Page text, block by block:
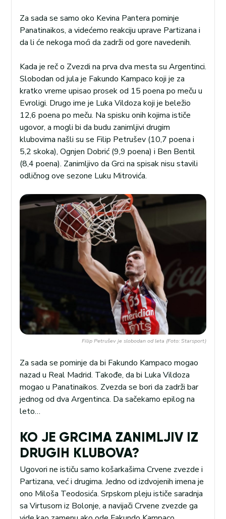
Za sada se samo oko Kevina Pantera pominje
Panatinaikos, a videćemo reakciju uprave Partizana i
da li će nekoga moći da zadrži od gore navedenih.
Kada je reč o Zvezdi na prva dva mesta su Argentinci.
Slobodan od jula je Fakundo Kampaco koji je za
kratko vreme upisao prosek od 15 poena po meču u
Evroligi. Drugo ime je Luka Vildoza koji je beležio
12,6 poena po meču. Na spisku onih kojima ističe
ugovor, a mogli bi da budu zanimljivi drugim
klubovima našli su se Filip Petrušev (10,7 poena i
5,2 skoka), Ognjen Dobrić (9,9 poena) i Ben Bentil
(8,4 poena). Zanimljivo da Grci na spisak nisu stavili
odličnog ove sezone Luku Mitrovića.
Filip Petrušev je slobodan od leta (Foto: Starsport)
Za sada se pominje da bi Fakundo Kampaco mogao
nazad u Real Madrid. Takođe, da bi Luka Vildoza
mogao u Panatinaikos. Zvezda se bori da zadrži bar
jednog od dva Argentinca. Da sačekamo epilog na
leto…
KO JE GRCIMA ZANIMLJIV IZ
DRUGIH KLUBOVA?
Ugovori ne ističu samo košarkašima Crvene zvezde i
Partizana, već i drugima. Jedno od izdvojenih imena je
ono Miloša Teodosića. Srpskom pleju ističe saradnja
sa Virtusom iz Bolonje, a navijači Crvene zvezde ga